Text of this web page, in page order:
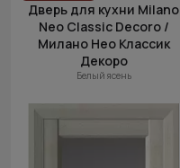
Дверь для кухни Milano
Neo Classic Decoro /
Милано Нео Классик
Декоро
Белый ясень